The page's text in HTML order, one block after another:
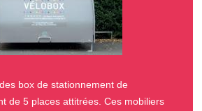
box de stationnement de
de 5 places attitrées. Ces mobiliers